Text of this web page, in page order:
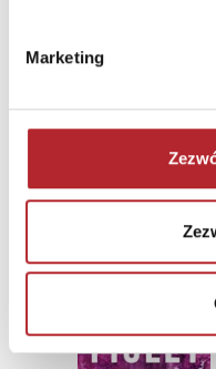
Marketing
Sug. cena det.
Zaloguj się, aby
NAJCZĘŚCIEJ
Wyłączność